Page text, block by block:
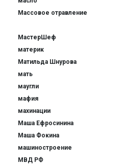
Массовое отравление
МастерШеф
материк
Матильда Шнурова
мать
маугли
мафия
махинации
Маша Ефросинина
Маша Фокина
машиностроение
МВД РФ